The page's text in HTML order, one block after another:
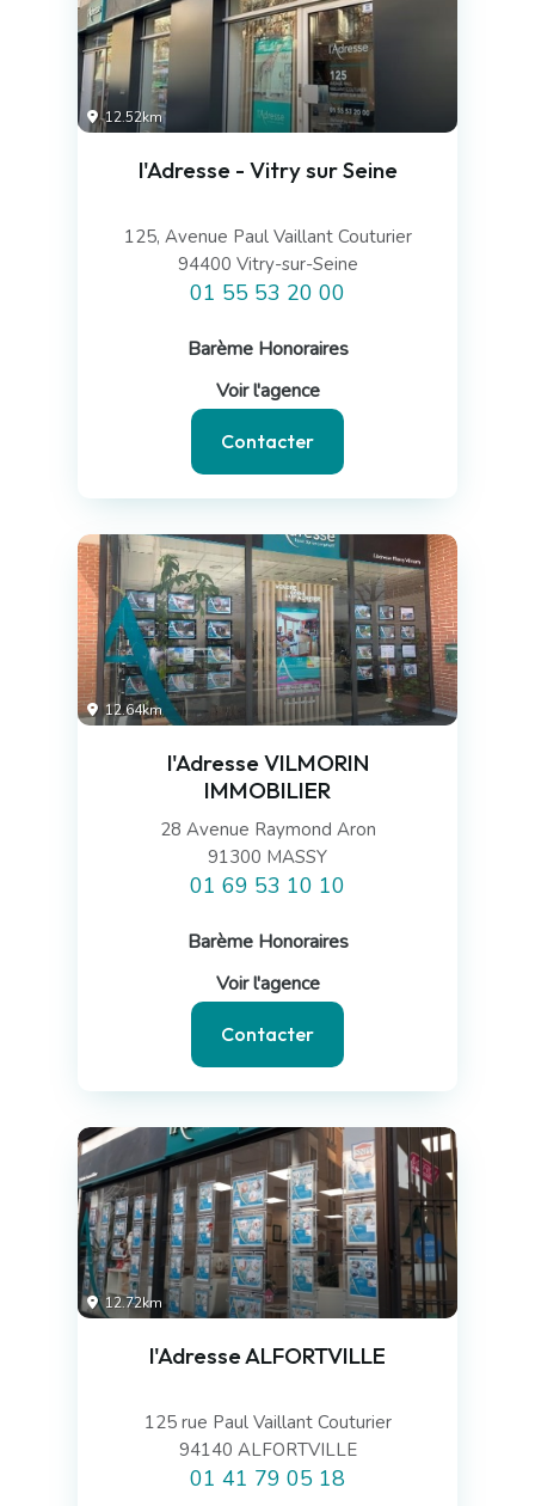
12.52km
l'Adresse - Vitry sur Seine
125, Avenue Paul Vaillant Couturier
94400 Vitry-sur-Seine
01 55 53 20 00
Barème Honoraires
Voir l'agence
Contacter
12.64km
l'Adresse VILMORIN
IMMOBILIER
28 Avenue Raymond Aron
91300 MASSY
01 69 53 10 10
Barème Honoraires
Voir l'agence
Contacter
12.72km
l'Adresse ALFORTVILLE
125 rue Paul Vaillant Couturier
94140 ALFORTVILLE
01 41 79 05 18